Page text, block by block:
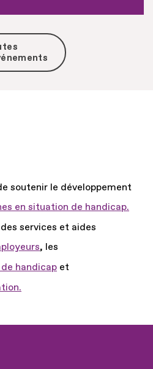
soutenir le développement
en situation de handicap.
services et aides
, les
handicap et